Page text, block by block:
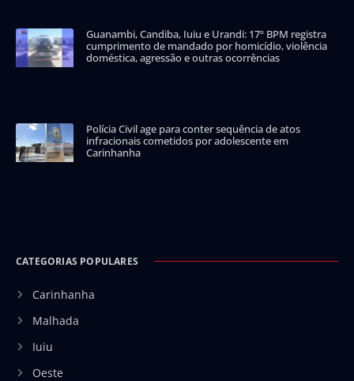
Guanambi, Candiba, Iuiu e Urandi: 17º BPM registra
cumprimento de mandado por homicídio, violência
doméstica, agressão e outras ocorrências
Polícia Civil age para conter sequência de atos
infracionais cometidos por adolescente em
Carinhanha
CATEGORIAS POPULARES
Carinhanha
Malhada
Iuiu
Oeste